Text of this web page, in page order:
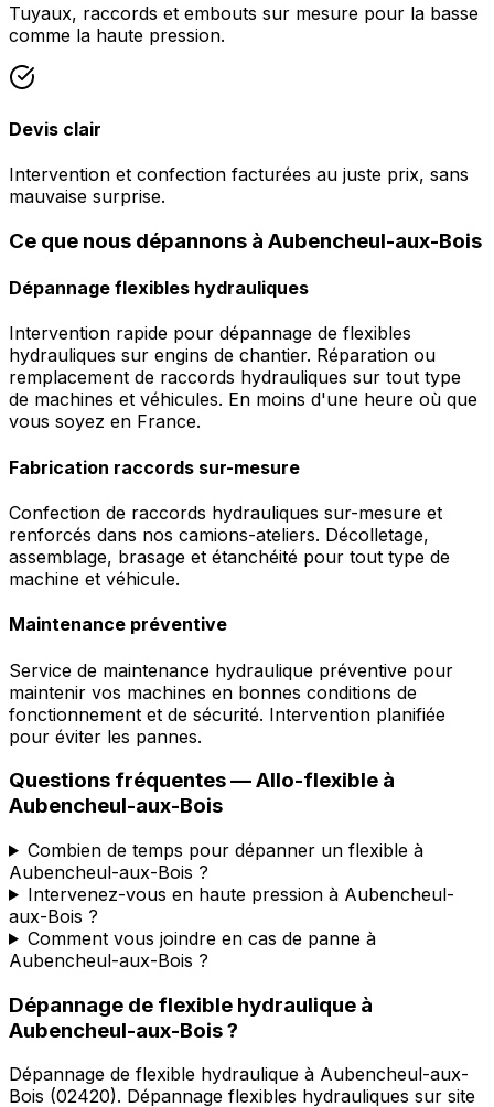
Tuyaux, raccords et embouts sur mesure pour la basse
comme la haute pression.
Devis clair
Intervention et confection facturées au juste prix, sans
mauvaise surprise.
Ce que nous dépannons à Aubencheul-aux-Bois
Dépannage flexibles hydrauliques
Intervention rapide pour dépannage de flexibles
hydrauliques sur engins de chantier. Réparation ou
remplacement de raccords hydrauliques sur tout type
de machines et véhicules. En moins d'une heure où que
vous soyez en France.
Fabrication raccords sur-mesure
Confection de raccords hydrauliques sur-mesure et
renforcés dans nos camions-ateliers. Décolletage,
assemblage, brasage et étanchéité pour tout type de
machine et véhicule.
Maintenance préventive
Service de maintenance hydraulique préventive pour
maintenir vos machines en bonnes conditions de
fonctionnement et de sécurité. Intervention planifiée
pour éviter les pannes.
Questions fréquentes —Allo-flexible à
Aubencheul-aux-Bois
Combien de temps pour dépanner un flexible à
Aubencheul-aux-Bois ?
Intervenez-vous en haute pression à Aubencheul-
aux-Bois ?
Comment vous joindre en cas de panne à
Aubencheul-aux-Bois ?
Dépannage de flexible hydraulique à
Aubencheul-aux-Bois?
Dépannage de flexible hydraulique à Aubencheul-aux-
Bois (02420). Dépannage flexibles hydrauliques sur site